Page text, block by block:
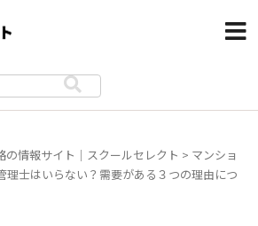
情報サイト｜スクールセレクト > マンショ
理士はいらない？需要がある３つの理由につ